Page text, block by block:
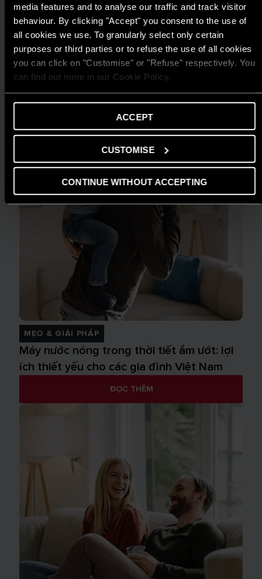
media features and to analyse our traffic and track visitor
behaviour. By clicking "Accept" you consent to the use of
all cookies we use. To granularly select only certain
purposes or third parties or to refuse the use of all cookies
you can click on "Customise" or "Refuse" respectively. You
can find out more in our Cookie Policy.
ACCEPT
CUSTOMISE
CONTINUE WITHOUT ACCEPTING
TIN TỨC
ARISTON THIẾT LẬP CHUẨN MỰC MỚI
CHO GIẢI PHÁP NƯỚC NÓNG TẠI GIẢI
THƯỞNG HIỆU QUẢ NĂNG LƯỢNG 2025
ĐỌC THÊM
MẸO & GIẢI PHÁP
Máy nước nóng trong thời tiết ẩm ướt: lợi
ích thiết yếu cho các gia đình Việt Nam
ĐỌC THÊM